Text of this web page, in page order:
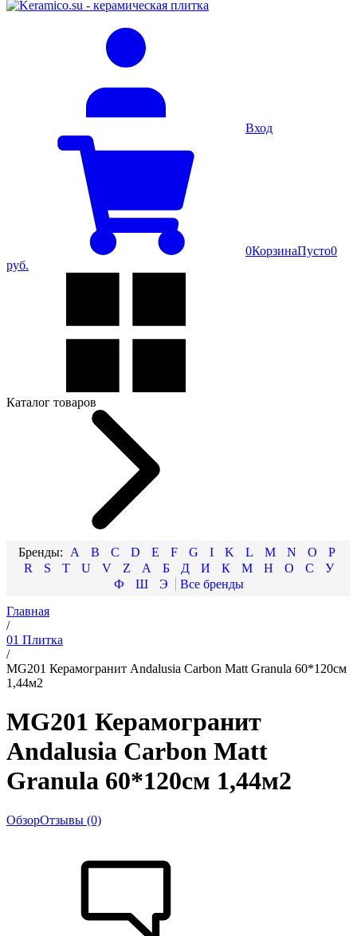
Вход
0КорзинаПусто0
руб.
Каталог товаров
A B C D E F G I K L M N O
P
R
S T U V Z А Б Д И К М Н О С
У
Ф
Ш
Э
Главная
/
01 Плитка
/
MG201 Керамогранит Andalusia Carbon Matt Granula 60*120см
1,44м2
MG201 Керамогранит
Andalusia Carbon Matt
Granula 60*120см 1,44м2
ОбзорОтзывы (0)